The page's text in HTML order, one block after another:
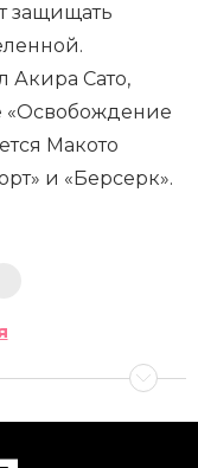
защищать
Акира Сато,
«Освобождение
Макото
и «Берсерк».